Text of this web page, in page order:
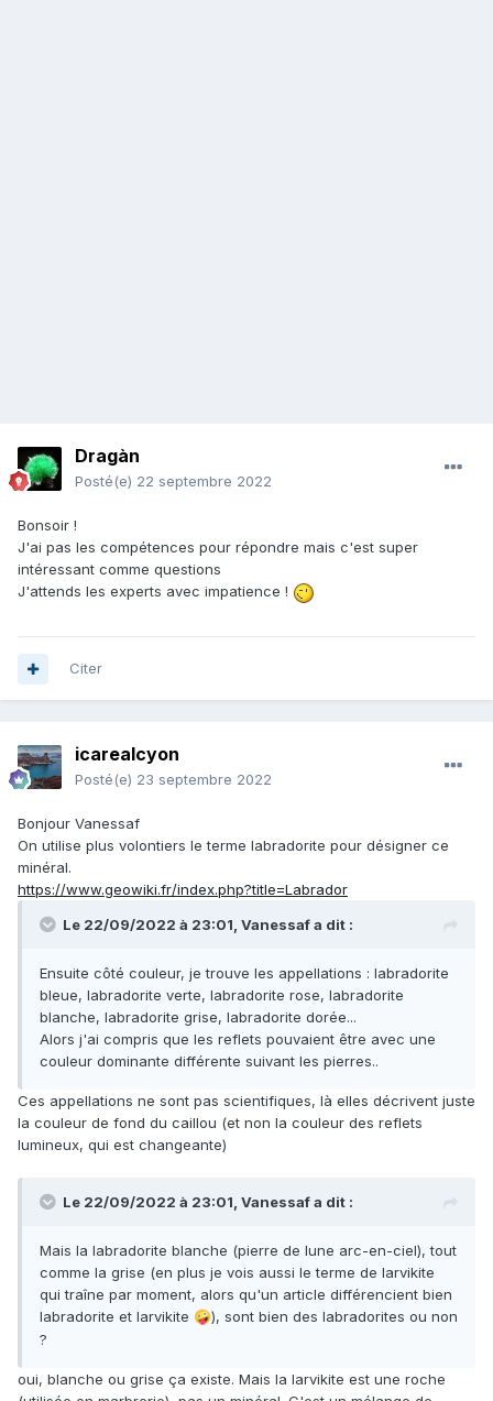
Dragàn
Posté(e) 22 septembre 2022
Bonsoir !
J'ai pas les compétences pour répondre mais c'est super
intéressant comme questions
J'attends les experts avec impatience !
Citer
icarealcyon
Posté(e) 23 septembre 2022
Bonjour Vanessaf
On utilise plus volontiers le terme labradorite pour désigner ce
minéral.
https://www.geowiki.fr/index.php?title=Labrador
Le 22/09/2022 à 23:01, Vanessafa dit :
Ensuite côté couleur, je trouve les appellations : labradorite
bleue, labradorite verte, labradorite rose, labradorite
blanche, labradorite grise, labradorite dorée...
Alors j'ai compris que les reflets pouvaient être avec une
couleur dominante différente suivant les pierres..
Ces appellations ne sont pas scientifiques, là elles décrivent juste
la couleur de fond du caillou (et non la couleur des reflets
lumineux, qui est changeante)
Le 22/09/2022 à 23:01, Vanessafa dit :
Mais la labradorite blanche (pierre de lune arc-en-ciel), tout
comme la grise (en plus je vois aussi le terme de larvikite
qui traîne par moment, alors qu'un article différencient bien
labradorite et larvikite 🤪), sont bien des labradorites ou non
?
oui, blanche ou grise ça existe. Mais la larvikite est une roche